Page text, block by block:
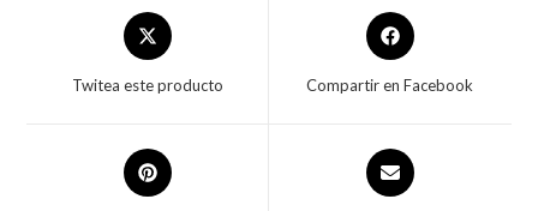
Twitea este producto Compartir en Facebook